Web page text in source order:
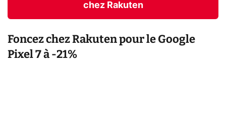
chez Rakuten
Foncez chez Rakuten pour le Google
Pixel 7 à -21%